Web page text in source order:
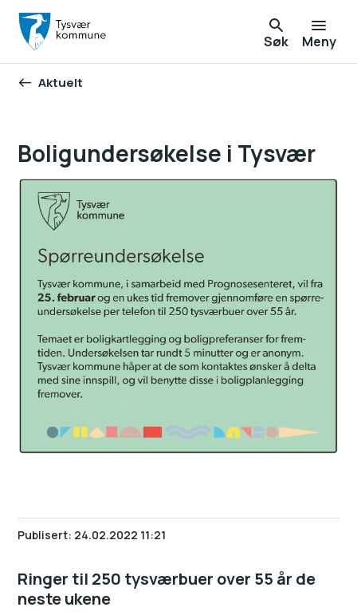
Søk Meny
Du er her:
Aktuelt
Boligundersøkelse i Tysvær
Publisert 24.02.2022 11:21
Ringer til 250 tysværbuer over 55 år de
neste ukene